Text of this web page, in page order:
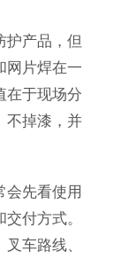
护产品，但
网片焊在一
在于现场分
不掉漆，并
会先看使用
付方式。
车路线、